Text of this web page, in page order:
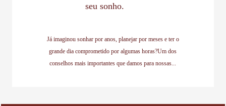
seu sonho.
Já imaginou sonhar por anos, planejar por meses e ter o
grande dia comprometido por algumas horas?Um dos
conselhos mais importantes que damos para nossas...